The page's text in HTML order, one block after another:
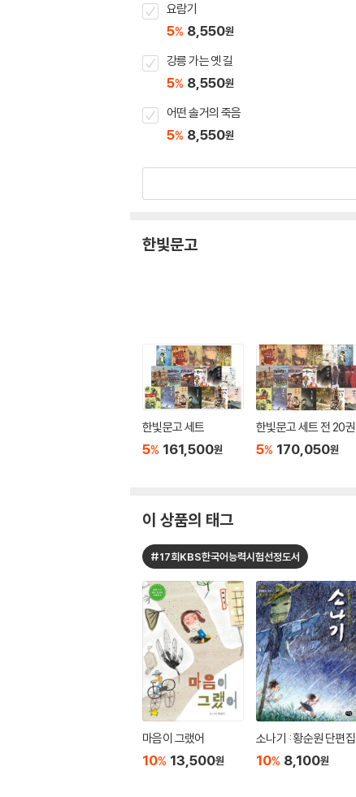
요람기
5% 8,550원
강릉 가는 옛 길
5% 8,550원
어떤 솔거의 죽음
5% 8,550원
한빛문고
한빛문고 세트
5% 161,500원
한빛문고 세트 전 20권
5% 170,050원
이 상품의 태그
#17회KBS한국어능력시험선정도서
마음이 그랬어
10% 13,500원
소나기 : 황순원 단편집
10% 8,100원